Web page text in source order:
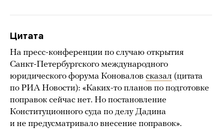
Цитата
На пресс-конференции по случаю открытия
Санкт-Петербургского международного
юридического форума Коновалов сказал (цитата
по РИА Новости): «Каких-то планов по подготовке
поправок сейчас нет. Но постановление
Конституционного суда по делу Дадина
и не предусматривало внесение поправок».